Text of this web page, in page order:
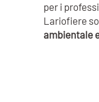
per i
Lariofiere
ambientale